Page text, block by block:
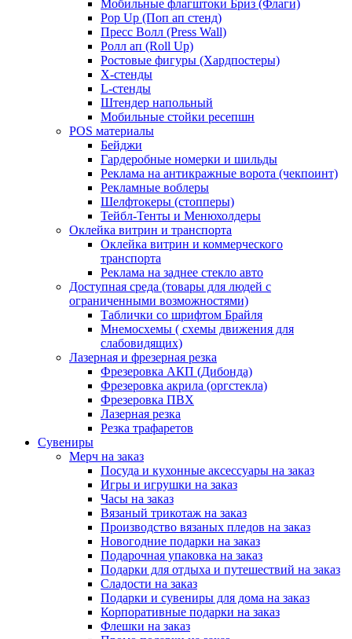
Мобильные флагштоки Бриз (Флаги)
Pop Up (Поп ап стенд)
Пресс Волл (Press Wall)
Ролл ап (Roll Up)
Ростовые фигуры (Хардпостеры)
X-стенды
L-стенды
Штендер напольный
Мобильные стойки ресепшн
POS материалы
Бейджи
Гардеробные номерки и шильды
Реклама на антикражные ворота (чекпоинт)
Рекламные воблеры
Шелфтокеры (стопперы)
Тейбл-Тенты и Менюхолдеры
Оклейка витрин и транспорта
Оклейка витрин и коммерческого
транспорта
Реклама на заднее стекло авто
Доступная среда (товары для людей с
ограниченными возможностями)
Таблички со шрифтом Брайля
Мнемосхемы ( схемы движения для
слабовидящих)
Лазерная и фрезерная резка
Фрезеровка АКП (Дибонда)
Фрезеровка акрила (оргстекла)
Фрезеровка ПВХ
Лазерная резка
Резка трафаретов
Сувениры
Мерч на заказ
Посуда и кухонные аксессуары на заказ
Игры и игрушки на заказ
Часы на заказ
Вязаный трикотаж на заказ
Производство вязаных пледов на заказ
Новогодние подарки на заказ
Подарочная упаковка на заказ
Подарки для отдыха и путешествий на заказ
Сладости на заказ
Подарки и сувениры для дома на заказ
Корпоративные подарки на заказ
Флешки на заказ